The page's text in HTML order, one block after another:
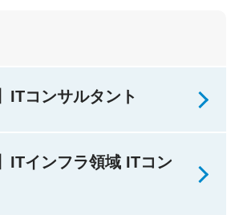
ITコンサルタント
ITインフラ領域 ITコン